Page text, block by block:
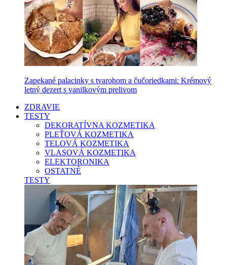
Zapekané palacinky s tvarohom a čučoriedkami: Krémový
letný dezert s vanilkovým prelivom
ZDRAVIE
TESTY
DEKORATÍVNA KOZMETIKA
PLEŤOVÁ KOZMETIKA
TELOVÁ KOZMETIKA
VLASOVÁ KOZMETIKA
ELEKTORONIKA
OSTATNÉ
TESTY